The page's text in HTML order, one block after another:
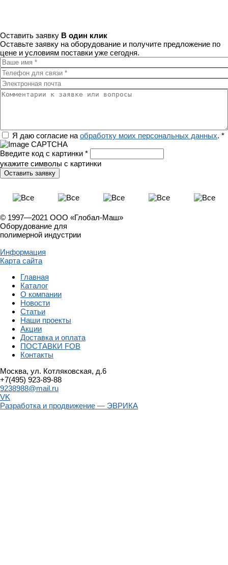
Оставить заявку В один клик
Оставьте заявку на оборудование и получите предложение по
цене и условиям поставки уже сегодня.
Ваше имя*
Телефон для связи
Электронная почта
Комментарии к заявке или вопросы
РегионЯ даю согласие на обработку моих персональных данных. *
Введите код с картинки *
укажите символы с картинки
© 1997—2021 ООО «Глобал-Маш»
Оборудование для
полимерной индустрии
Информация
Карта сайта
Главная
Каталог
О компании
Новости
Статьи
Наши проекты
Акции
Доставка и оплата
ПОСТАВКИ FOB
Контакты
Москва, ул. Котляковская, д.6
+7(495) 923-89-88
9238988@mail.ru
VK
Разработка и продвижение — ЭВРИКА